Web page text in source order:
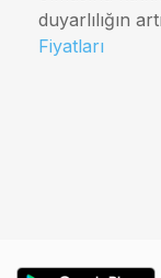
duyarlılığın
Fiyatları